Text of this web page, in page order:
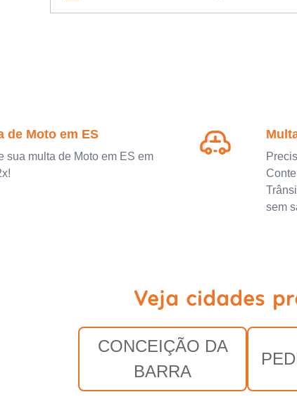
de Moto em ES
sua multa de Moto em ES em
sem
Veja cidades
CONCEIÇÃO DA
BARRA